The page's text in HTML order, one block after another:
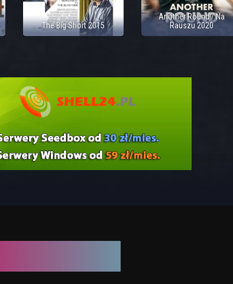
The Big Short 2015
Another Round / Na
Rauszu 2020